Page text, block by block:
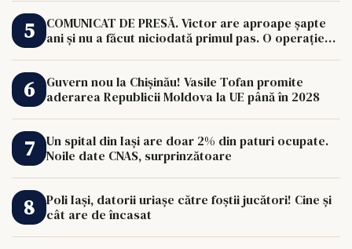
COMUNICAT DE PRESĂ. Victor are aproape șapte
ani și nu a făcut niciodată primul pas. O operație
Guvern nou la Chișinău! Vasile Tofan promite
aderarea Republicii Moldova la UE până în 2028
Un spital din Iași are doar 2% din paturi ocupate.
Noile date CNAS, surprinzătoare
Poli Iași, datorii uriașe către foștii jucători! Cine și
cât are de încasat